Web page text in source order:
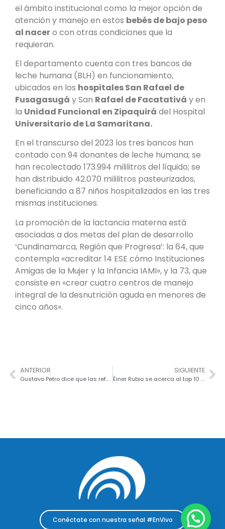
el ámbito institucional como la mejor opción de
atención y manejo en estos bebés de bajo peso
al nacero con otras condiciones que la
requieran.
El departamento cuenta con tres bancos de
leche humana (BLH) en funcionamiento,
ubicados en los hospitales San Rafael de
Fusagasugá y San Rafael de Facatativá y en
la Unidad Funcional en Zipaquirá del Hospital
Universitario de La Samaritana.
En el transcurso del 2023 los tres bancos han
contado con 94 donantes de leche humana; se
han recolectado 173.994 mililitros del líquido; se
han distribuido 42.070 mililitros pasteurizados,
beneficiando a 87 niños hospitalizados en las tres
mismas instituciones.
La promoción de la lactancia materna está
asociadas a dos metas del plan de desarrollo
‘Cundinamarca, Región que Progresa’: la 64, que
contempla «acreditar 14 ESE cómo Instituciones
Amigas de la Mujer y la Infancia IAMI», y la 73, que
consiste en «crear cuatro centros de manejo
integral de la desnutrición aguda en menores de
cinco años».
ANTERIOR
Gustavo Petro dice que las reformas sociales de su Gobierno no son un capricho
SIGUIENTE
Éiner Rubio se acerca al top 10 del Giro de Italia; quedó octavo en la reciente etapa
Conéctate con nuestra señal #EnVivo